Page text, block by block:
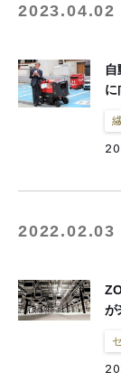
2023.04.02
に
2022.02.03
が